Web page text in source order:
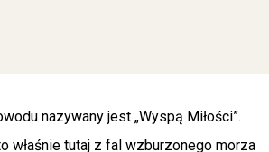
nazywany jest „Wyspą Miłości”.
właśnie tutaj z fal wzburzonego morza